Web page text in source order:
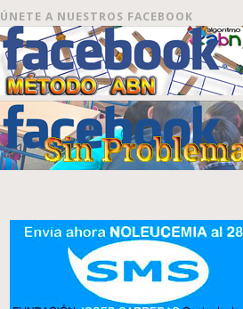
ÚNETE A NUESTROS FACEBOOK